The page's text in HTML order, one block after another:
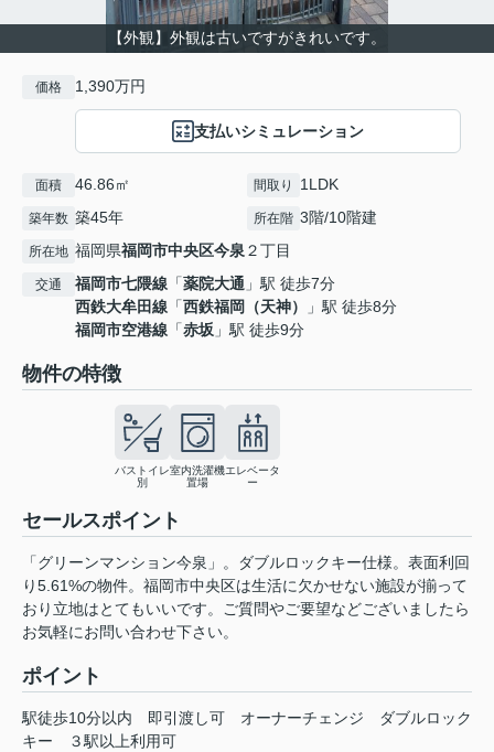
【外観】外観は古いですがきれいです。
価格 1,390万円
支払いシミュレーション
面積 46.86㎡ 間取り 1LDK
築年数 築45年 所在階 3階/10階建
所在地 福岡県福岡市中央区今泉 ２丁目
交通 福岡市七隈線 「薬院大通 」駅 徒歩7分
西鉄大牟田線 「西鉄福岡（天神）
」駅 徒歩8分
福岡市空港線 「赤坂 」駅 徒歩9分
物件の特徴
バストイレ
別
室内洗濯機
置場
エレベータ
ー
セールスポイント
「グリーンマンション今泉」。ダブルロックキー仕様。表面利回
り5.61%の物件。福岡市中央区は生活に欠かせない施設が揃って
おり立地はとてもいいです。ご質問やご要望などございましたら
お気軽にお問い合わせ下さい。
ポイント
駅徒歩10分以内 即引渡し可 オーナーチェンジ
ダブルロック
キー
３駅以上利用可